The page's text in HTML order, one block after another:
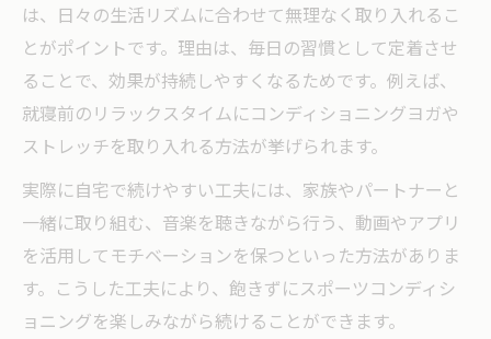
は、日々の生活リズムに合わせて無理なく取り入れるこ
とがポイントです。理由は、毎日の習慣として定着させ
ることで、効果が持続しやすくなるためです。例えば、
就寝前のリラックスタイムにコンディショニングヨガや
ストレッチを取り入れる方法が挙げられます。
実際に自宅で続けやすい工夫には、家族やパートナーと
一緒に取り組む、音楽を聴きながら行う、動画やアプリ
を活用してモチベーションを保つといった方法がありま
す。こうした工夫により、飽きずにスポーツコンディシ
ョニングを楽しみながら続けることができます。